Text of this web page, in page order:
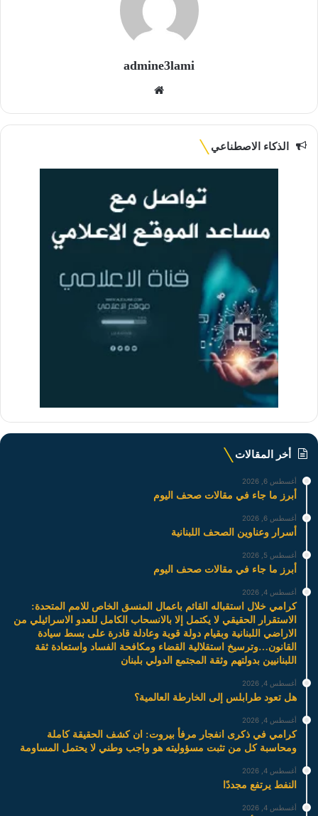
admine3lami
الذكاء الاصطناعي
أخر المقالات
أغسطس 6, 2026
أبرز ما جاء في مقالات صحف اليوم
أغسطس 6, 2026
أسرار وعناوين الصحف اللبنانية
أغسطس 5, 2026
أبرز ما جاء في مقالات صحف اليوم
أغسطس 4, 2026
كرامي خلال استقباله القائم باعمال المنسق الخاص للامم المتحدة:
الاستقرار الحقيقي لا يكتمل إلا بالانسحاب الكامل للعدو الاسرائيلي من
الاراضي اللبنانية وبقيام دولة قوية وعادلة قادرة على بسط سيادة
القانون…وترسيخ استقلالية القضاء ومكافحة الفساد واستعادة ثقة
اللبنانيين بدولتهم وثقة المجتمع الدولي بلبنان
أغسطس 4, 2026
هل تعود طرابلس إلى الخارطة العالمية؟
أغسطس 4, 2026
كرامي في ذكرى انفجار مرفأ بيروت: ان كشف الحقيقة كاملة
ومحاسبة كل من تثبت مسؤوليته هو واجب وطني لا يحتمل المساومة
أغسطس 4, 2026
النفط يرتفع مجددًا
أغسطس 4, 2026